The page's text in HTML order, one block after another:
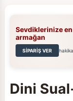
Sevdiklerinize
armağan
SİPARİŞ VER
Dini